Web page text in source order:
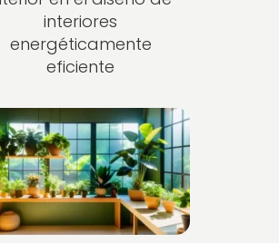
interiores
energéticamente
eficiente